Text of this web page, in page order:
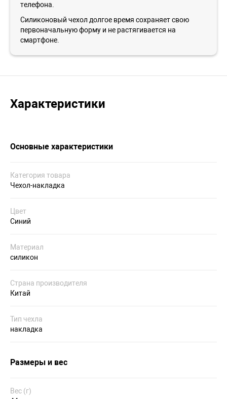
телефона.
Силиконовый чехол долгое время сохраняет свою
первоначальную форму и не растягивается на
смартфоне.
Характеристики
Основные характеристики
Категория товара
Чехол-накладка
Цвет
Синий
Материал
силикон
Страна производителя
Китай
Тип чехла
накладка
Размеры и вес
Вес (г)